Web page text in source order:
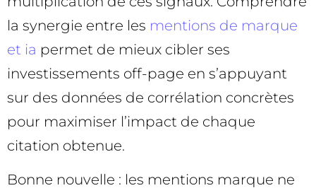
la synergie entre les mentions de marque
et ia permet de mieux cibler ses
investissements off-page en s’appuyant
sur des données de corrélation concrètes
pour maximiser l’impact de chaque
citation obtenue.
Bonne nouvelle : les mentions marque ne